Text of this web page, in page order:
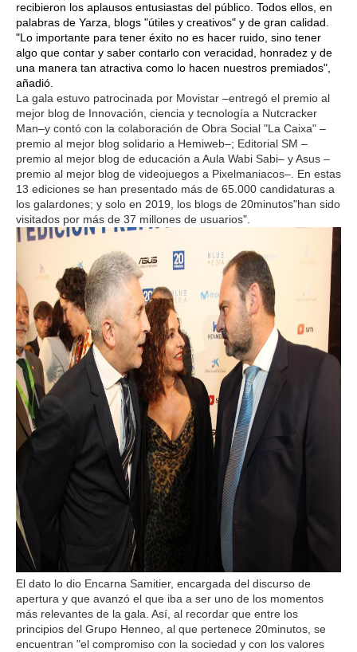
recibieron los aplausos entusiastas del público. Todos ellos, en
palabras de Yarza, blogs "útiles y creativos" y de gran calidad.
"Lo importante para tener éxito no es hacer ruido, sino tener
algo que contar y saber contarlo con veracidad, honradez y de
una manera tan atractiva como lo hacen nuestros premiados",
añadió.
La gala estuvo patrocinada por Movistar –entregó el premio al
mejor blog de Innovación, ciencia y tecnología a Nutcracker
Man–y contó con la colaboración de Obra Social "La Caixa" –
premio al mejor blog solidario a Hemiweb–; Editorial SM –
premio al mejor blog de educación a Aula Wabi Sabi– y Asus –
premio al mejor blog de videojuegos a Pixelmaniacos–. En estas
13 ediciones se han presentado más de 65.000 candidaturas a
los galardones; y solo en 2019, los blogs de 20minutos"han sido
visitados por más de 37 millones de usuarios".
El dato lo dio Encarna Samitier, encargada del discurso de
apertura y que avanzó el que iba a ser uno de los momentos
más relevantes de la gala. Así, al recordar que entre los
principios del Grupo Henneo, al que pertenece 20minutos, se
encuentran "el compromiso con la sociedad y con los valores